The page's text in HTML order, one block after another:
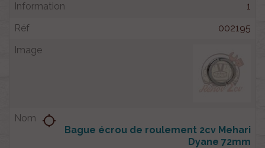
1
002195
Bague écrou de roulement 2cv Mehari
Dyane 72mm
location_searching